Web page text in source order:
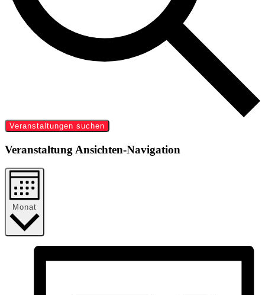
Veranstaltungen suchen
Veranstaltung Ansichten-Navigation
Monat